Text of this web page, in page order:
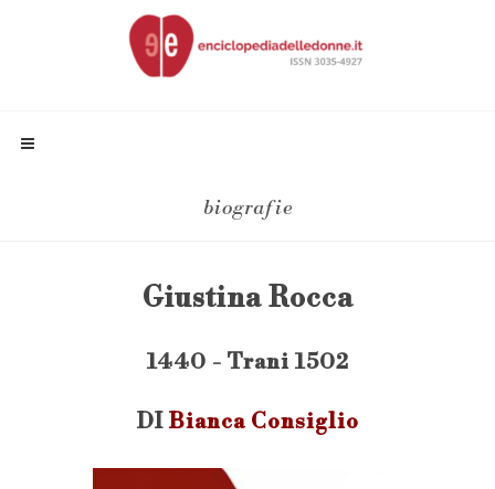
biografie
Giustina Rocca
1440 - Trani 1502
DI Bianca Consiglio